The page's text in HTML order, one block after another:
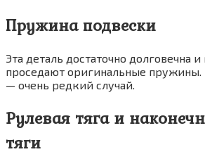
Пружина подвески
Эта деталь достаточно долговечна
проседают оригинальные пружины.
— очень редкий случай.
Рулевая тяга и
тяги